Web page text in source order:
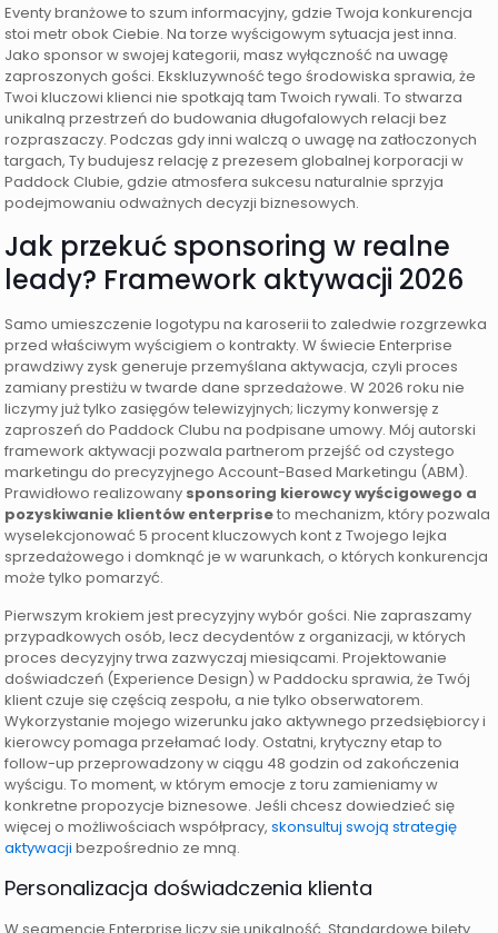
Eventy branżowe to szum informacyjny, gdzie Twoja konkurencja
stoi metr obok Ciebie. Na torze wyścigowym sytuacja jest inna.
Jako sponsor w swojej kategorii, masz wyłączność na uwagę
zaproszonych gości. Ekskluzywność tego środowiska sprawia, że
Twoi kluczowi klienci nie spotkają tam Twoich rywali. To stwarza
unikalną przestrzeń do budowania długofalowych relacji bez
rozpraszaczy. Podczas gdy inni walczą o uwagę na zatłoczonych
targach, Ty budujesz relację z prezesem globalnej korporacji w
Paddock Clubie, gdzie atmosfera sukcesu naturalnie sprzyja
podejmowaniu odważnych decyzji biznesowych.
Jak przekuć sponsoring w realne
leady? Framework aktywacji 2026
Samo umieszczenie logotypu na karoserii to zaledwie rozgrzewka
przed właściwym wyścigiem o kontrakty. W świecie Enterprise
prawdziwy zysk generuje przemyślana aktywacja, czyli proces
zamiany prestiżu w twarde dane sprzedażowe. W 2026 roku nie
liczymy już tylko zasięgów telewizyjnych; liczymy konwersję z
zaproszeń do Paddock Clubu na podpisane umowy. Mój autorski
framework aktywacji pozwala partnerom przejść od czystego
marketingu do precyzyjnego Account-Based Marketingu (ABM).
Prawidłowo realizowany sponsoring kierowcy wyścigowego a
pozyskiwanie klientów enterpriseto mechanizm, który pozwala
wyselekcjonować 5 procent kluczowych kont z Twojego lejka
sprzedażowego i domknąć je w warunkach, o których konkurencja
może tylko pomarzyć.
Pierwszym krokiem jest precyzyjny wybór gości. Nie zapraszamy
przypadkowych osób, lecz decydentów z organizacji, w których
proces decyzyjny trwa zazwyczaj miesiącami. Projektowanie
doświadczeń (Experience Design) w Paddocku sprawia, że Twój
klient czuje się częścią zespołu, a nie tylko obserwatorem.
Wykorzystanie mojego wizerunku jako aktywnego przedsiębiorcy i
kierowcy pomaga przełamać lody. Ostatni, krytyczny etap to
follow-up przeprowadzony w ciągu 48 godzin od zakończenia
wyścigu. To moment, w którym emocje z toru zamieniamy w
konkretne propozycje biznesowe. Jeśli chcesz dowiedzieć się
więcej o możliwościach współpracy,skonsultuj swoją strategię
aktywacji bezpośrednio ze mną.
Personalizacja doświadczenia klienta